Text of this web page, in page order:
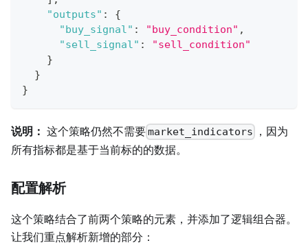
"outputs" :
{
"buy_signal" : "buy_condition" ,
"sell_signal" :
"sell_condition"
}
}
}
说明： 这个策略仍然不需要market_indicators
，因为
所有指标都是基于当前标的的数据。
配置解析
这个策略结合了前两个策略的元素，并添加了逻辑组合器。
让我们重点解析新增的部分：